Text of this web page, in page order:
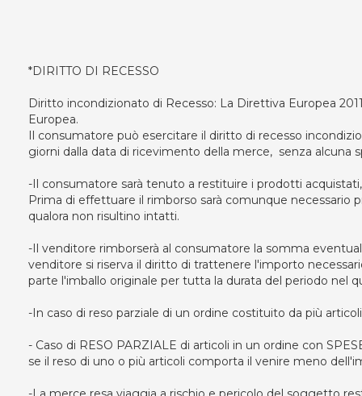
*DIRITTO DI RECESSO
Diritto incondizionato di Recesso: La Direttiva Europea
Europea.
Il consumatore può esercitare il diritto di recesso
giorni dalla data di ricevimento della merce, senza alcuna
-Il consumatore sarà tenuto a restituire i prodotti
Prima di effettuare il rimborso sarà comunque
qualora non risultino intatti.
-Il venditore rimborserà al consumatore la somma
venditore si riserva il diritto di trattenere l'importo
parte l'imballo originale per tutta la durata del periodo nel
-In caso di reso parziale di un ordine costituito da più
- Caso di RESO PARZIALE di articoli in un ordine con
se il reso di uno o più articoli comporta il venire meno